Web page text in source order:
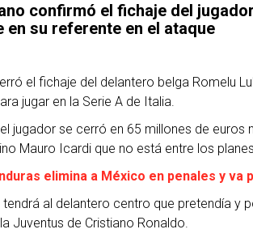
confirmó el fichaje del
en su referente en el ataque
el fichaje del delantero belga Romelu
jugar en la Serie A de Italia.
jugador se cerró en 65 millones de euros
Mauro Icardi que no está entre los
elimina a México en penales y
tendrá al delantero centro que pretendía y
Juventus de Cristiano Ronaldo.